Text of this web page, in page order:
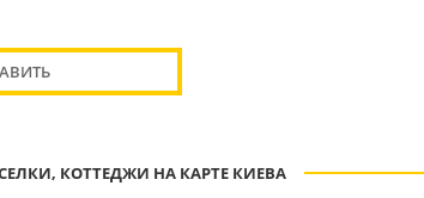
КОТТЕДЖИ НА КАРТЕ КИЕВА